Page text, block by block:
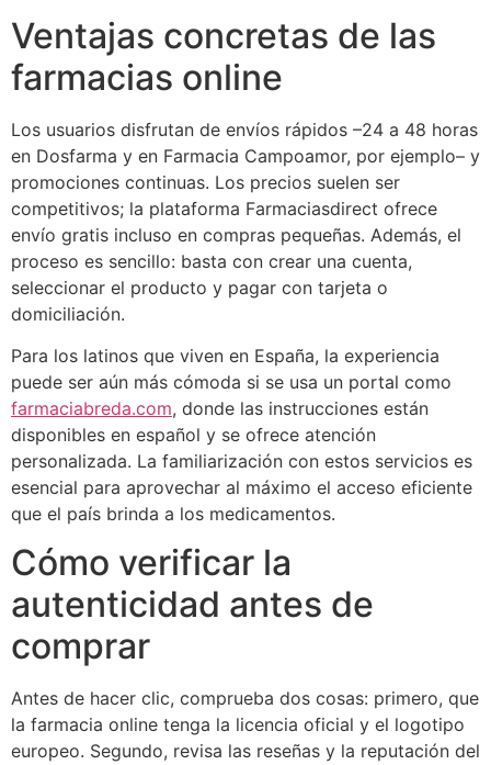
Ventajas concretas de las
farmacias online
Los usuarios disfrutan de envíos rápidos –24 a 48 horas
en Dosfarma y en Farmacia Campoamor, por ejemplo– y
promociones continuas. Los precios suelen ser
competitivos; la plataforma Farmaciasdirect ofrece
envío gratis incluso en compras pequeñas. Además, el
proceso es sencillo: basta con crear una cuenta,
seleccionar el producto y pagar con tarjeta o
domiciliación.
Para los latinos que viven en España, la experiencia
puede ser aún más cómoda si se usa un portal como
farmaciabreda.com, donde las instrucciones están
disponibles en español y se ofrece atención
personalizada. La familiarización con estos servicios es
esencial para aprovechar al máximo el acceso eficiente
que el país brinda a los medicamentos.
Cómo verificar la
autenticidad antes de
comprar
Antes de hacer clic, comprueba dos cosas: primero, que
la farmacia online tenga la licencia oficial y el logotipo
europeo. Segundo, revisa las reseñas y la reputación del